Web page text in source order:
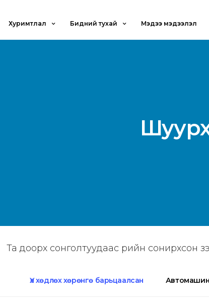
Хуримтлал Бидний тухай Мэдээ мэдээлэл
Та доорх сонголтуудаас өөрийн
Үл хөдлөх хөрөнгө барьцаалсан